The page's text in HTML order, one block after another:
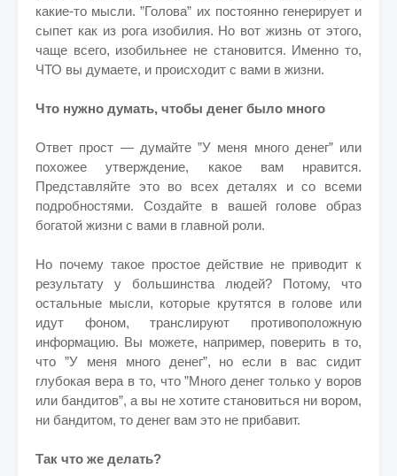
какие-то мысли. ”Голова” их постоянно генерирует и
сыпет как из рога изобилия. Но вот жизнь от этого,
чаще всего, изобильнее не становится. Именно то,
ЧТО вы думаете, и происходит с вами в жизни.
Что нужно думать, чтобы денег было много
Ответ прост — думайте ”У меня много денег” или
похожее утверждение, какое вам нравится.
Представляйте это во всех деталях и со всеми
подробностями. Создайте в вашей голове образ
богатой жизни с вами в главной роли.
Но почему такое простое действие не приводит к
результату у большинства людей? Потому, что
остальные мысли, которые крутятся в голове или
идут фоном, транслируют противоположную
информацию. Вы можете, например, поверить в то,
что ”У меня много денег”, но если в вас сидит
глубокая вера в то, что ”Много денег только у воров
или бандитов”, а вы не хотите становиться ни вором,
ни бандитом, то денег вам это не прибавит.
Так что же делать?